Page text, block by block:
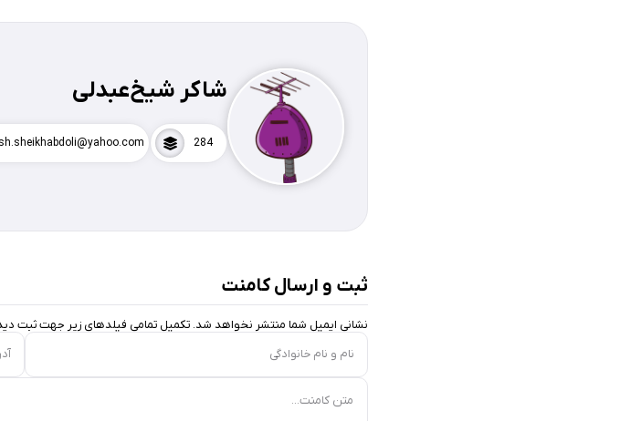
شاکر شیخ‌عبدلی
284
sh.sheikhabdoli@yahoo.com
ثبت و ارسال کامنت
نشانی ایمیل شما منتشر نخواهد شد. تکمیل تمامی فیلد‌های زیر جهت ثبت
نام و نام خانوادگی
متن کامنت...